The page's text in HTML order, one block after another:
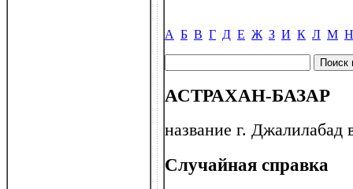
А Б В Г Д Е Ж З И К Л М Н
АСТРАХАН-БАЗАР
название г. Джалилабад
Случайная справка